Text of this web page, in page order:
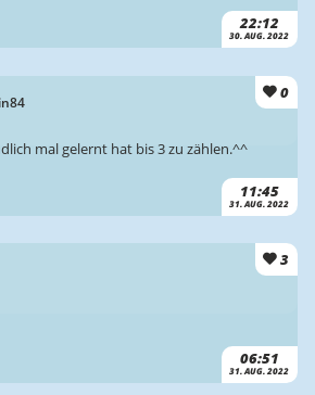
22:12
30. AUG. 2022
0
11:45
31. AUG. 2022
mal gelernt hat bis 3 zu zählen.^^
3
06:51
31. AUG. 2022